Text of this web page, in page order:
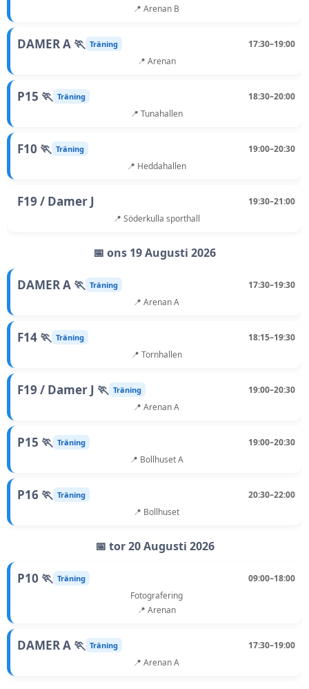
📍 Arenan B
DAMER A 🏃 Träning
17:30–19:00
📍 Arenan
P15 🏃 Träning
18:30–20:00
📍 Tunahallen
F10 🏃 Träning
19:00–20:30
📍 Heddahallen
F19 / Damer J
19:30–21:00
📍 Söderkulla sporthall
📅 ons 19 Augusti 2026
DAMER A 🏃 Träning
17:30–19:30
📍 Arenan A
F14 🏃 Träning
18:15–19:30
📍 Tornhallen
F19 / Damer J 🏃 Träning
19:00–20:30
📍 Arenan A
P15 🏃 Träning
19:00–20:30
📍 Bollhuset A
P16 🏃 Träning
20:30–22:00
📍 Bollhuset
📅 tor 20 Augusti 2026
P10 🏃 Träning
09:00–18:00
Fotografering
📍 Arenan
DAMER A 🏃 Träning
17:30–19:00
📍 Arenan A